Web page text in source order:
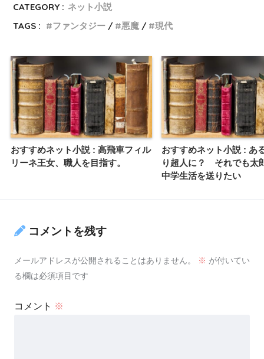
CATEGORY : ネット小説
TAGS :
ファンタジー 悪魔 現代
おすすめネット小説 : 高飛車フィル
リーネ王女、職人を目指す。
おすすめネット小説 : あ
り超人に？ それでも太
中学生活を送りたい
コメントを残す
メールアドレスが公開されることはありません。 ※ が付いてい
る欄は必須項目です
コメント ※